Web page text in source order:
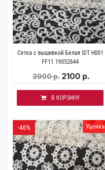
Сетка с вышивкой Белая IDT H001
FF11 19052644
3900 р. 2100 р.
В КОРЗИНУ
Уценка
-46%